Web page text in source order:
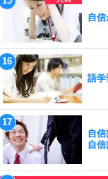
自信
語学
自信
自信